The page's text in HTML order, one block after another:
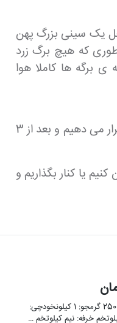
یک سینی بزرگ پهن
که هیچ برگ زرد
برگه ها کاملا هوا
سپس آن را در مجاورت آفتاب قرار می دهیم و بعد از 3
یا کنار بگذاریم و
مواد لازم:تخم آفتابگردان: 1 کیلوبذر کتان: 250 گرمجو: 1 کیلونخودچی: